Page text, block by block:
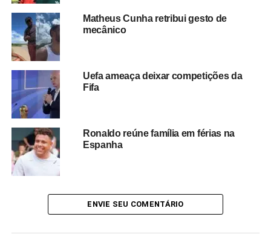
emergências médicas podem acontecer de forma
inesperada, mesmo em ambientes públicos e durante
eventos de grande mobilização.
BRASIL X JAPÃO
COPA DO MUNDO
COPA DO MUNDO 2026
Matheus Cunha retribui gesto de
mecânico
Uefa ameaça deixar competições da
Fifa
Ronaldo reúne família em férias na
Espanha
ENVIE SEU COMENTÁRIO